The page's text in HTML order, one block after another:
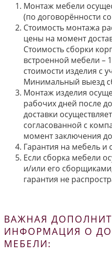
Монтаж мебели
(по договорённости
Стоимость монтажа
цены на момент
Стоимость сборки
встроенной мебели –
стоимости изделия с
Минимальный выезд
Монтаж изделия
рабочих дней после
доставки
согласованной с
момент заключения
Гарантия на мебель и
Если сборка мебели
и/или его
гарантия не
ВАЖНАЯ
ИНФОРМАЦИЯ О
МЕБЕЛИ: